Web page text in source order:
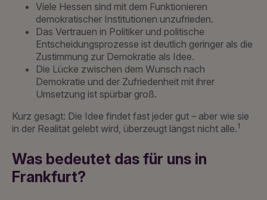
Viele Hessen sind mit dem Funktionieren
demokratischer Institutionen unzufrieden.
Das Vertrauen in Politiker und politische
Entscheidungsprozesse ist deutlich geringer als die
Zustimmung zur Demokratie als Idee.
Die Lücke zwischen dem Wunsch nach
Demokratie und der Zufriedenheit mit ihrer
Umsetzung ist spürbar groß.
Kurz gesagt: Die Idee findet fast jeder gut – aber wie sie
in der Realität gelebt wird, überzeugt längst nicht alle.1
Was bedeutet das für uns in
Frankfurt?